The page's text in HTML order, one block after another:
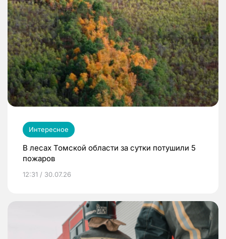
Интересное
В лесах Томской области за сутки потушили 5
пожаров
12:31 / 30.07.26